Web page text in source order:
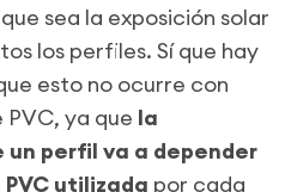
sea la exposición solar
los perfiles. Sí que hay
esto no ocurre con
ya que la
un perfil va a depender
utilizada por cada